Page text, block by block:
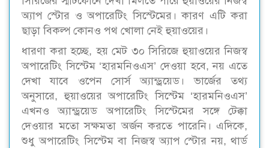
অ্যাপ স্টোর ও অপারেটিং সিস্টেমের। কারণ এটি করা
ছাড়া বিকল্প কোনও পথ খোলা নেই হুয়াওয়ের।
ধারণা করা হচ্ছে, হয় মেট ৩০ সিরিজে হুয়াওয়ের নিজস্ব
অপারেটিং সিস্টেম ‘হারমনিওএস’ দেওয়া হবে, নয় এতে
দেখা যাবে ওপেন সোর্স অ্যান্ড্রয়েড। ভার্জের তথ্য
অনুসারে, হুয়াওয়ের অপারেটিং সিস্টেম ‘হারমনিওএস’
এখনও অ্যান্ড্রয়েড অপারেটিং সিস্টেমের সঙ্গে টেক্কা
দেওয়ার মতো সক্ষমতা অর্জন করতে পারেনি। এদিকে,
শুধু অপারেটিং সিস্টেম বা নিজস্ব অ্যাপ স্টোর নয়, থার্ড